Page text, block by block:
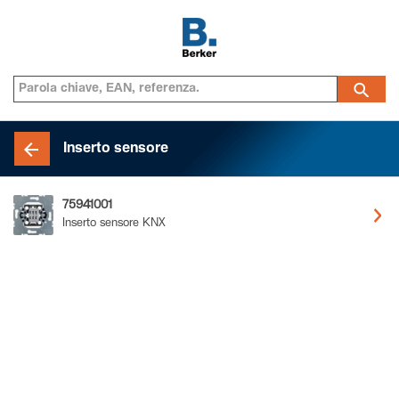
Inserto sensore
75941001
Inserto sensore KNX